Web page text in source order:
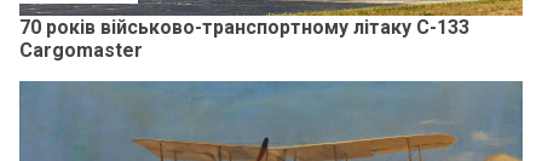
70 років військово-транспортному літаку C-133
Cargomaster